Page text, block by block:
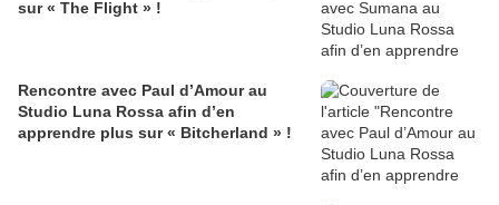
sur « The Flight » !
Rencontre avec Paul d’Amour au
Studio Luna Rossa afin d’en
apprendre plus sur « Bitcherland » !